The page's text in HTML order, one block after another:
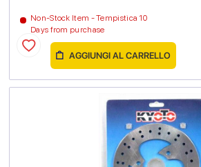
Non-Stock Item - Tempistica 10
Days from purchase
AGGIUNGI AL CARRELLO